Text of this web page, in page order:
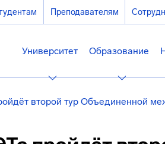
Преподавателям
Университет Образование
второй тур Объединенной